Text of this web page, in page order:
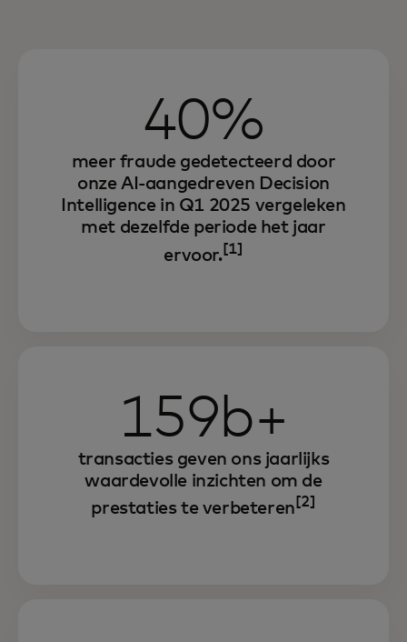
40%
meer fraude gedetecteerd door
onze AI-aangedreven Decision
Intelligence in Q1 2025 vergeleken
met dezelfde periode het jaar
ervoor. [1]
159b+
transacties geven ons jaarlijks
waardevolle inzichten om de
prestaties te verbeteren [2]